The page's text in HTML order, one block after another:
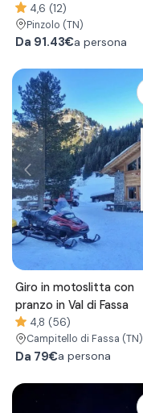
4,6 (12)
Pinzolo (TN)
Da 91.43€a persona
Giro in motoslitta con
pranzo in Val di Fassa
4,8 (56)
Campitello di Fassa (TN)
Da 79€a persona